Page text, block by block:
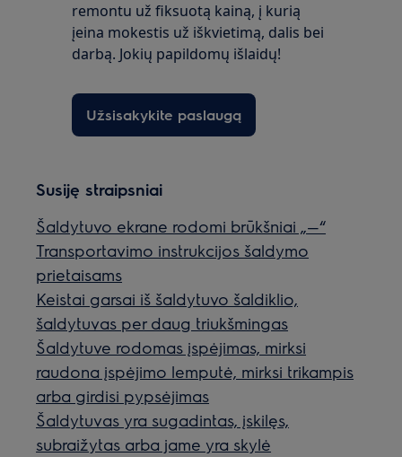
remontu už fiksuotą kainą, į kurią
įeina mokestis už iškvietimą, dalis bei
darbą. Jokių papildomų išlaidų!
Užsisakykite paslaugą
Susiję straipsniai
Šaldytuvo ekrane rodomi brūkšniai „—“
Transportavimo instrukcijos šaldymo
prietaisams
Keistai garsai iš šaldytuvo šaldiklio,
šaldytuvas per daug triukšmingas
Šaldytuve rodomas įspėjimas, mirksi
raudona įspėjimo lemputė, mirksi trikampis
arba girdisi pypsėjimas
Šaldytuvas yra sugadintas, įskilęs,
subraižytas arba jame yra skylė